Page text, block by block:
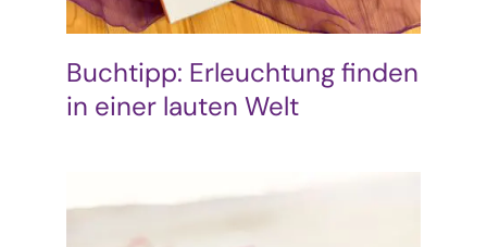
Buchtipp: Erleuchtung finden
in einer lauten Welt